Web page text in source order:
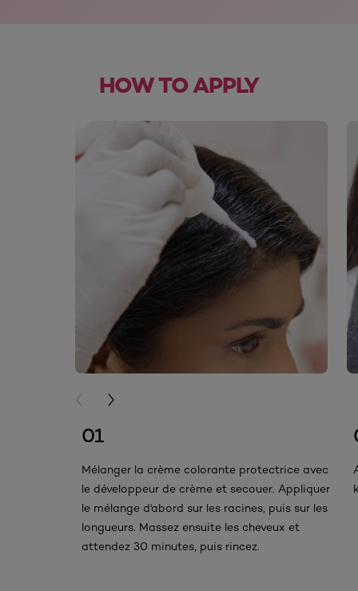
HOW TO APPLY
01
Mélanger la crème colorante protectrice avec
le développeur de crème et secouer. Appliquer
le mélange d'abord sur les racines, puis sur les
longueurs. Massez ensuite les cheveux et
attendez 30 minutes, puis rincez.
PREVIOUS CARD
NEXT CARD